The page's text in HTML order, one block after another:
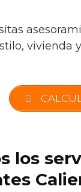
vivienda
los